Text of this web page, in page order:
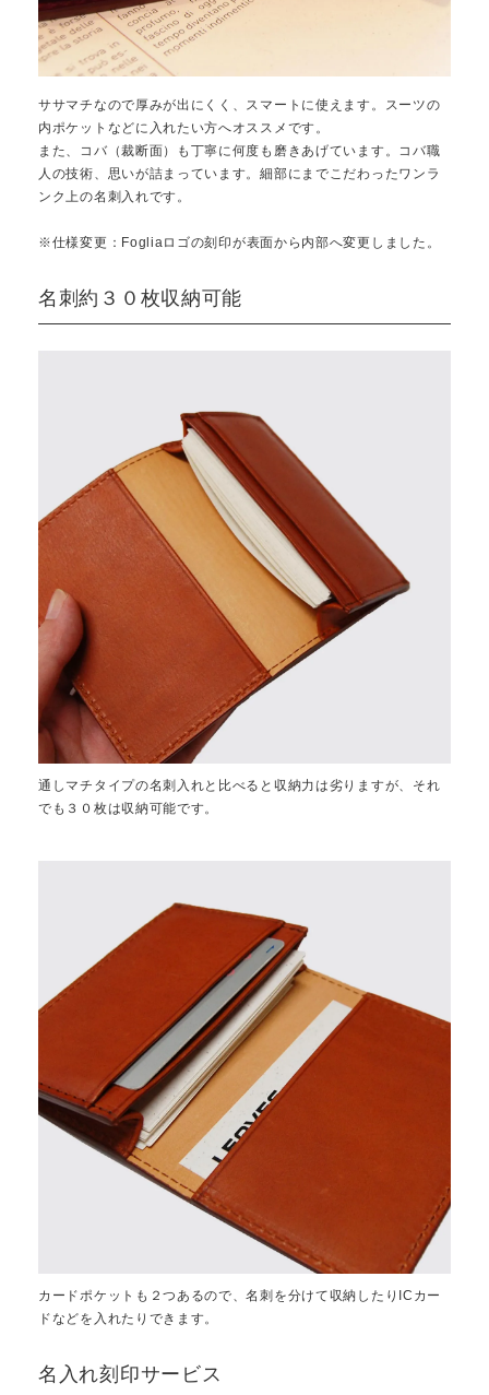
ササマチなので厚みが出にくく、スマートに使えます。スーツの
内ポケットなどに入れたい方へオススメです。
また、コバ（裁断面）も丁寧に何度も磨きあげています。コバ職
人の技術、思いが詰まっています。細部にまでこだわったワンラ
ンク上の名刺入れです。
※仕様変更：Fogliaロゴの刻印が表面から内部へ変更しました。
名刺約３０枚収納可能
通しマチタイプの名刺入れと比べると収納力は劣りますが、それ
でも３０枚は収納可能です。
カードポケットも２つあるので、名刺を分けて収納したりICカー
ドなどを入れたりできます。
名入れ刻印サービス